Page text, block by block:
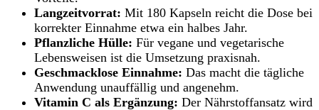
Langzeitvorrat: Mit 180 Kapseln reicht die Dose bei
korrekter Einnahme etwa ein halbes Jahr.
Pflanzliche Hülle: Für vegane und vegetarische
Lebensweisen ist die Umsetzung praxisnah.
Geschmacklose Einnahme: Das macht die tägliche
Anwendung unauffällig und angenehm.
Vitamin C als Ergänzung: Der Nährstoffansatz wird